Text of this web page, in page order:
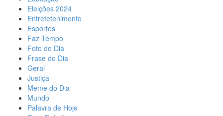
Eleições 2024
Entretetenimento
Esportes
Faz Tempo
Foto do Dia
Frase do Dia
Geral
Justiça
Meme do Dia
Mundo
Palavra de Hoje